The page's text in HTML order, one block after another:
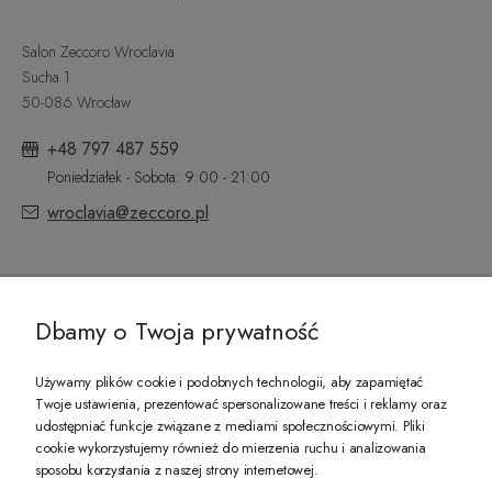
Salon Zeccoro Wroclavia
Sucha 1
50-086 Wrocław
+48 797 487 559
Poniedziałek - Sobota: 9:00 - 21:00
wroclavia@zeccoro.pl
PREZENT DLA CIEBIE!
-10% na pierwsze zakupy na zeccoro.pl Gdy zapiszesz się do naszego
Dbamy o Twoja prywatność
Używamy plików cookie i podobnych technologii, aby zapamiętać
Twoje ustawienia, prezentować spersonalizowane treści i reklamy oraz
udostępniać funkcje związane z mediami społecznościowymi. Pliki
cookie wykorzystujemy również do mierzenia ruchu i analizowania
sposobu korzystania z naszej strony internetowej.